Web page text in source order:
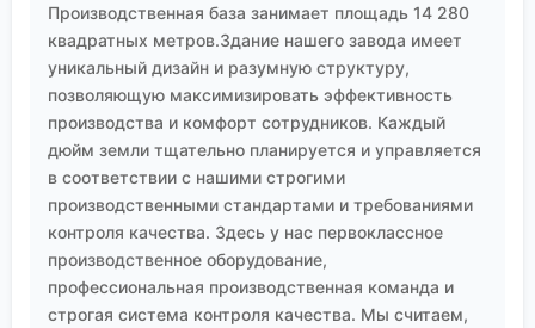
Производственная база занимает площадь 14 280
квадратных метров.Здание нашего завода имеет
уникальный дизайн и разумную структуру,
позволяющую максимизировать эффективность
производства и комфорт сотрудников. Каждый
дюйм земли тщательно планируется и управляется
в соответствии с нашими строгими
производственными стандартами и требованиями
контроля качества. Здесь у нас первоклассное
производственное оборудование,
профессиональная производственная команда и
строгая система контроля качества. Мы считаем,